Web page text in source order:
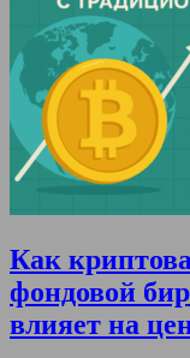
Как
фондовой
влияет на